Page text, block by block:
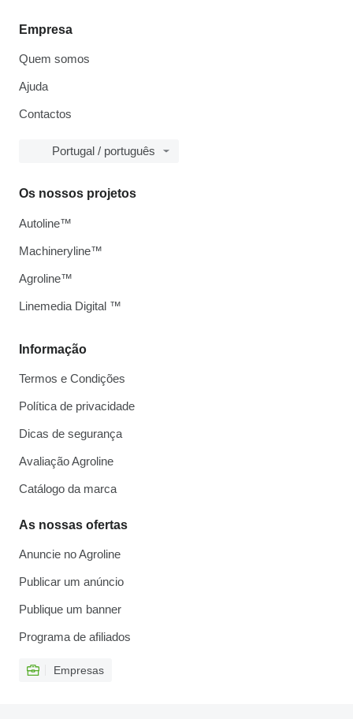
Empresa
Quem somos
Ajuda
Contactos
Portugal / português
Informação
Termos e Condições
Política de privacidade
Dicas de segurança
Avaliação Agroline
Catálogo da marca
As nossas ofertas
Anuncie no Agroline
Publicar um anúncio
Publique um banner
Programa de afiliados
Empresas
Os nossos projetos
Autoline™
Machineryline™
Agroline™
Linemedia Digital ™